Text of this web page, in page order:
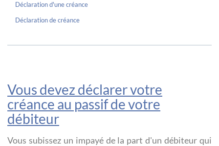
Déclaration d'une créance
Déclaration de créance
Vous devez déclarer votre
créance au passif de votre
débiteur
Vous subissez un impayé de la part d'un débiteur qui